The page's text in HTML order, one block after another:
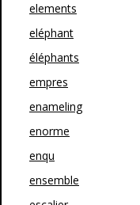
elements
eléphant
éléphants
empres
enameling
enorme
enqu
ensemble